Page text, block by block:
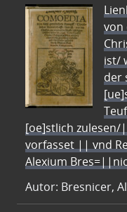
von
ist/
der
[oe]stlich
vorfasset || vnd
Alexium
Autor: Bresnicer,